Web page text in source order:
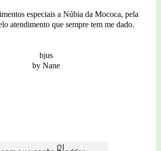
especiais a Núbia da Mococa, pela
atendimento que sempre tem me dado.
bjus
by Nane